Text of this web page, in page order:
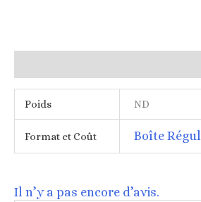
Poids ND
Format et Coût Boîte
Il n’y a pas encore d’avis.